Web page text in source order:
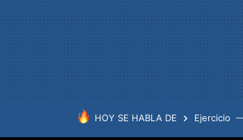
HOY SE HABLA DE Ejercicio